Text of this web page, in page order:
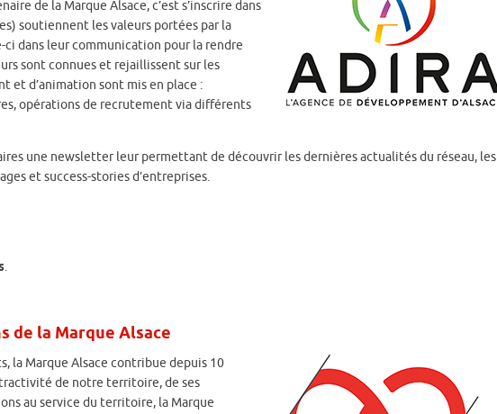
de la Marque Alsace, c’est s’inscrire dans
soutiennent les valeurs portées par la
dans leur communication pour la rendre
sont connues et rejaillissent sur les
et d’animation sont mis en place :
opérations de recrutement via différents
une newsletter leur permettant de découvrir les dernières actualités du réseau, les
et success-stories d’entreprises.
de la Marque Alsace
la Marque Alsace contribue depuis 10
de notre territoire, de ses
au service du territoire, la Marque